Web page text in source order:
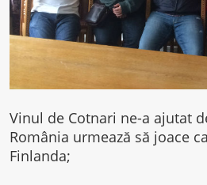
Vinul de Cotnari ne-a ajutat
România urmează să joace
Finlanda;